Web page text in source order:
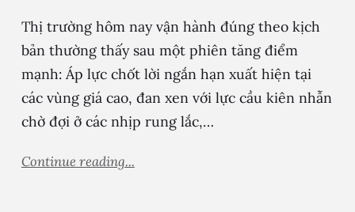
Thị trường hôm nay vận hành đúng theo kịch
bản thường thấy sau một phiên tăng điểm
mạnh: Áp lực chốt lời ngắn hạn xuất hiện tại
các vùng giá cao, đan xen với lực cầu kiên nhẫn
chờ đợi ở các nhịp rung lắc,…
Continue reading...